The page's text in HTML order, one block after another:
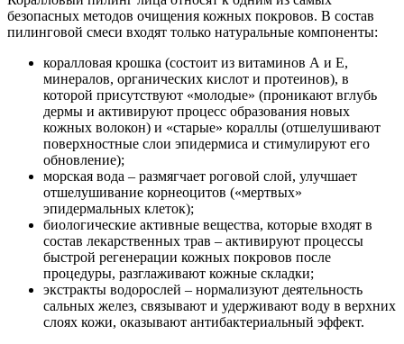
безопасных методов очищения кожных покровов. В состав
пилинговой смеси входят только натуральные компоненты:
коралловая крошка (состоит из витаминов А и Е,
минералов, органических кислот и протеинов), в
которой присутствуют «молодые» (проникают вглубь
дермы и активируют процесс образования новых
кожных волокон) и «старые» кораллы (отшелушивают
поверхностные слои эпидермиса и стимулируют его
обновление);
морская вода – размягчает роговой слой, улучшает
отшелушивание корнеоцитов («мертвых»
эпидермальных клеток);
биологические активные вещества, которые входят в
состав лекарственных трав – активируют процессы
быстрой регенерации кожных покровов после
процедуры, разглаживают кожные складки;
экстракты водорослей – нормализуют деятельность
сальных желез, связывают и удерживают воду в верхних
слоях кожи, оказывают антибактериальный эффект.